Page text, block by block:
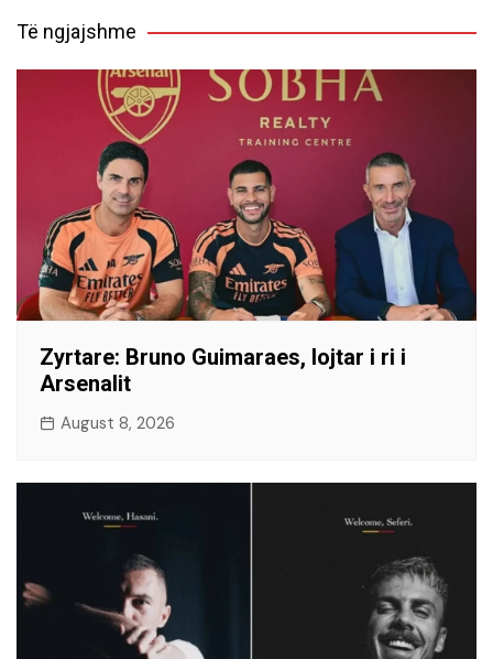
Të ngjajshme
​Zyrtare: Bruno Guimaraes, lojtar i ri i
Arsenalit
August 8, 2026